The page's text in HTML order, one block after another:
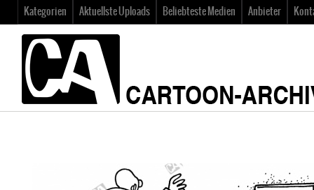
Kategorien Aktuellste Uploads Beliebteste Medien Anbieter